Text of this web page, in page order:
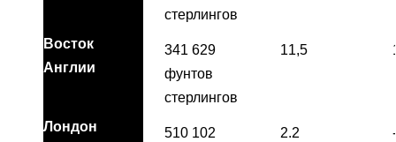
стерлингов
Восток
Англии
341 629
фунтов
стерлингов
11,5
Лондон
510 102
2.2